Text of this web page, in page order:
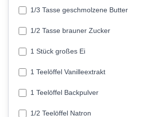
1/3 Tasse geschmolzene Butter
1/2 Tasse brauner Zucker
1 Stück großes Ei
1 Teelöffel Vanilleextrakt
1 Teelöffel Backpulver
1/2 Teelöffel Natron